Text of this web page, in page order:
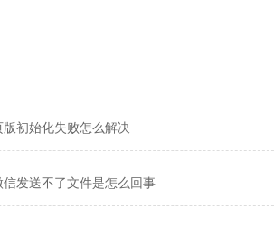
初始化失败怎么解决
信发送不了文件是怎么回事